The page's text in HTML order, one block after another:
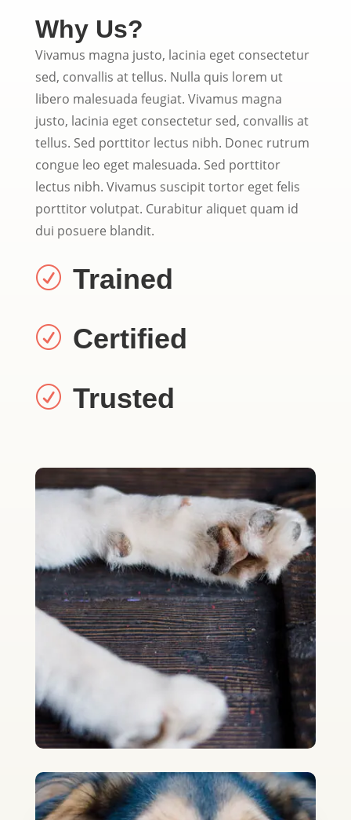
Why Us?
Vivamus magna justo, lacinia eget consectetur
sed, convallis at tellus. Nulla quis lorem ut
libero malesuada feugiat. Vivamus magna
justo, lacinia eget consectetur sed, convallis at
tellus. Sed porttitor lectus nibh. Donec rutrum
congue leo eget malesuada. Sed porttitor
lectus nibh. Vivamus suscipit tortor eget felis
porttitor volutpat. Curabitur aliquet quam id
dui posuere blandit.
R Trained
R Certified
R Trusted